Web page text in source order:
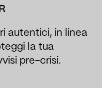
autentici, in linea
la tua
pre-crisi.